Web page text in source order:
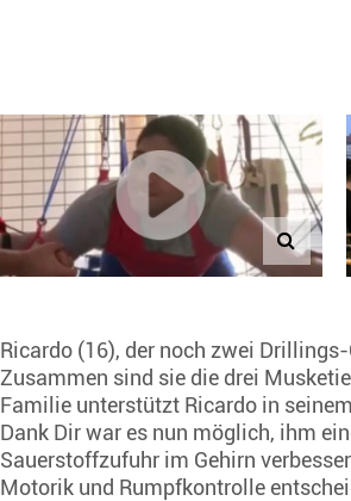
Ricardo (16), der noch zwei
Zusammen sind sie die drei
Familie unterstützt Ricardo in
Dank Dir war es nun möglich, ihm
Sauerstoffzufuhr im Gehirn
Motorik und Rumpfkontrolle